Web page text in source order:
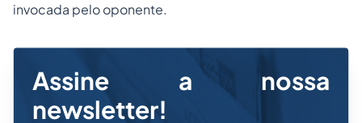
invocada pelo oponente.
Assine a nossa
newsletter!